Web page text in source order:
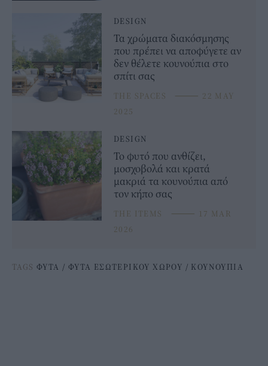
DESIGN
Τα χρώματα διακόσμησης
που πρέπει να αποφύγετε αν
δεν θέλετε κουνούπια στο
σπίτι σας
THE SPACES ⸻ 22 MAY
2025
DESIGN
Το φυτό που ανθίζει,
μοσχοβολά και κρατά
μακριά τα κουνούπια από
τον κήπο σας
THE ITEMS ⸻ 17 MAR
2026
TAGS ΦΥΤΑ / ΦΥΤΑ ΕΣΩΤΕΡΙΚΟΥ ΧΩΡΟΥ / ΚΟΥΝΟΥΠΙΑ